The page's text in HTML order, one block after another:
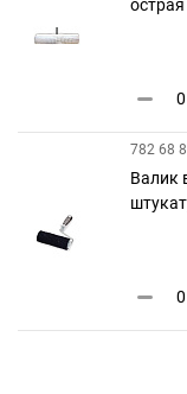
782 68
Валик